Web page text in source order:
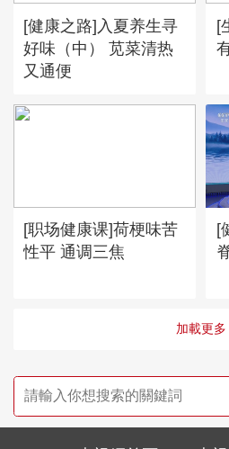
[健康之路]入夏养生寻
好味（中） 苋菜清热
又通便
[
[职场健康课]荷梗味苦
性平 通调三焦
[
加載更多